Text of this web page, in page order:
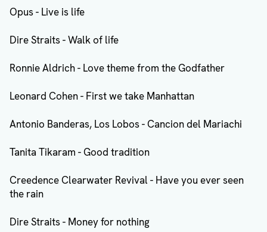
Opus - Live is life
Dire Straits - Walk of life
Ronnie Aldrich - Love theme from the Godfather
Leonard Cohen - First we take Manhattan
Antonio Banderas, Los Lobos - Cancion del Mariachi
Tanita Tikaram - Good tradition
Creedence Clearwater Revival - Have you ever seen
the rain
Dire Straits - Money for nothing